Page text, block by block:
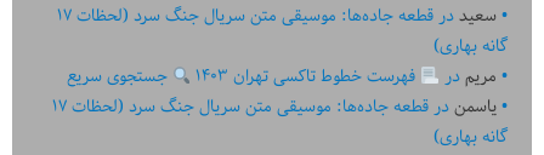
سعیددر
قطعه جاده‌ها: موسیقی متن سریال جنگ سرد (لحظات ۱۷
گانه بهاری)
مریمدر فهرست خطوط تاکسی تهران ۱۴۰۳
جستجوی سریع
یاسمندر
قطعه جاده‌ها: موسیقی متن سریال جنگ سرد (لحظات ۱۷
گانه بهاری)